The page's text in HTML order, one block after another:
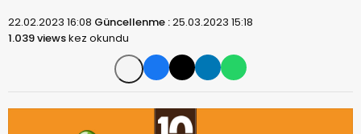
22.02.2023 16:08 Güncellenme :25.03.2023 15:18
1.039 viewskez okundu